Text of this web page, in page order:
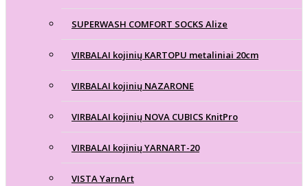
SUPERWASH COMFORT SOCKS Alize
VIRBALAI kojinių KARTOPU metaliniai 20cm
VIRBALAI kojinių NAZARONE
VIRBALAI kojinių NOVA CUBICS KnitPro
VIRBALAI kojinių YARNART-20
VISTA YarnArt